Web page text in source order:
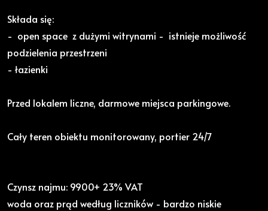
Składa się:
- open space z dużymi witrynami - istnieje możliwość
podzielenia przestrzeni
- łazienki
Przed lokalem liczne, darmowe miejsca parkingowe.
Cały teren obiektu monitorowany, portier 24/7
Czynsz najmu: 9900+ 23% VAT
woda oraz prąd według liczników - bardzo niskie